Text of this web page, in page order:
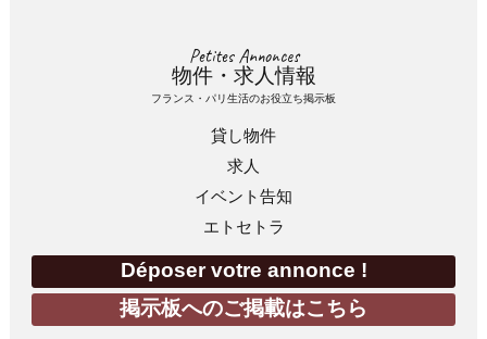
Petites Annonces
物件・求人情報
フランス・パリ生活のお役立ち掲示板
貸し物件
求人
イベント告知
エトセトラ
Déposer votre annonce !
掲示板へのご掲載はこちら